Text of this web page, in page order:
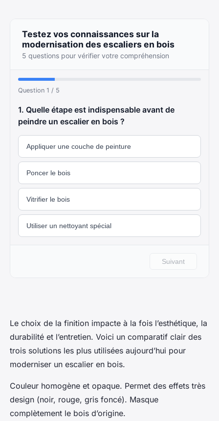
Le choix de la finition impacte à la fois l’esthétique, la
durabilité et l’entretien. Voici un comparatif clair des
trois solutions les plus utilisées aujourd’hui pour
moderniser un escalier en bois.
Couleur homogène et opaque. Permet des effets très
design (noir, rouge, gris foncé). Masque
complètement le bois d’origine.